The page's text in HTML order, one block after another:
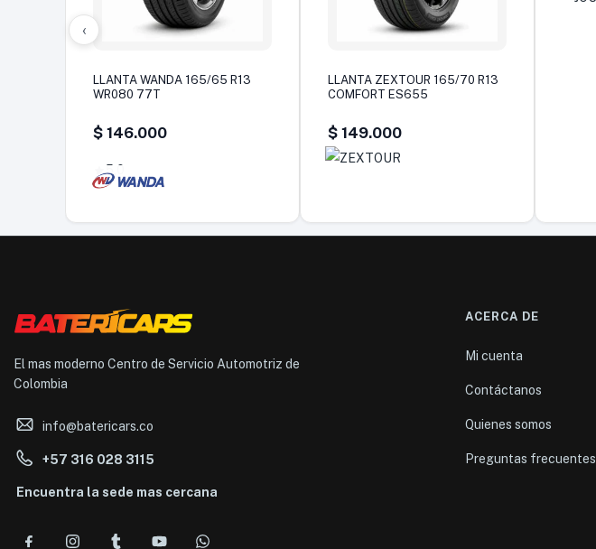
‹
LLANTA WANDA 165/65 R13
WR080 77T
$ 146.000
5,0
LLANTA ZEXTOUR 165/70 R13
COMFORT ES655
$ 149.000
El mas moderno Centro de Servicio Automotriz de
Colombia
info@batericars.co
+57 316 028 3115
Encuentra la sede mas cercana
ACERCA DE
Mi cuenta
Contáctanos
Quienes somos
Preguntas frecuentes